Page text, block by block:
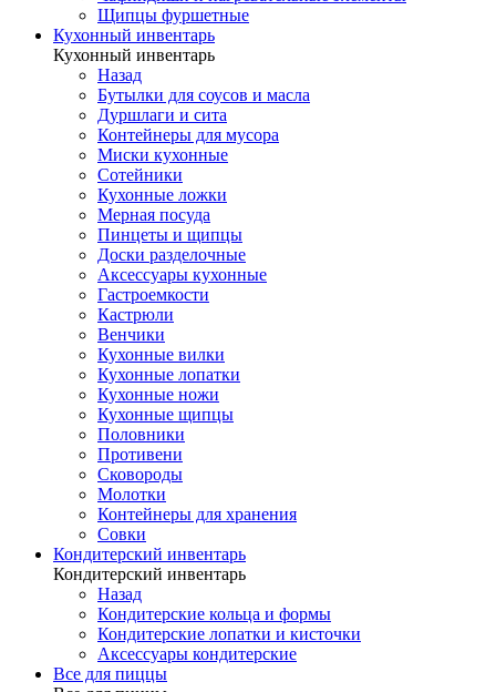
Щипцы фуршетные
Кухонный инвентарь
Кухонный инвентарь
Назад
Бутылки для соусов и масла
Дуршлаги и сита
Контейнеры для мусора
Миски кухонные
Сотейники
Кухонные ложки
Мерная посуда
Пинцеты и щипцы
Доски разделочные
Аксессуары кухонные
Гастроемкости
Кастрюли
Венчики
Кухонные вилки
Кухонные лопатки
Кухонные ножи
Кухонные щипцы
Половники
Противени
Сковороды
Молотки
Контейнеры для хранения
Совки
Кондитерский инвентарь
Кондитерский инвентарь
Назад
Кондитерские кольца и формы
Кондитерские лопатки и кисточки
Аксессуары кондитерские
Все для пиццы